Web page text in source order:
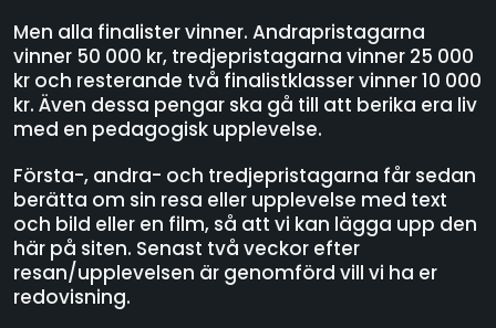
Men alla finalister vinner. Andrapristagarna
vinner 50 000 kr, tredjepristagarna vinner 25 000
kr och resterande två finalistklasser vinner 10 000
kr. Även dessa pengar ska gå till att berika era liv
med en pedagogisk upplevelse.
Första-, andra- och tredjepristagarna får sedan
berätta om sin resa eller upplevelse med text
och bild eller en film, så att vi kan lägga upp den
här på siten. Senast två veckor efter
resan/upplevelsen är genomförd vill vi ha er
redovisning.